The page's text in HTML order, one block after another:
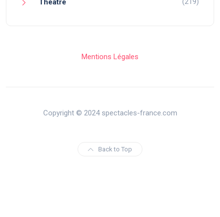
Théâtre
Mentions Légales
Copyright © 2024 spectacles-france.com
Back to Top